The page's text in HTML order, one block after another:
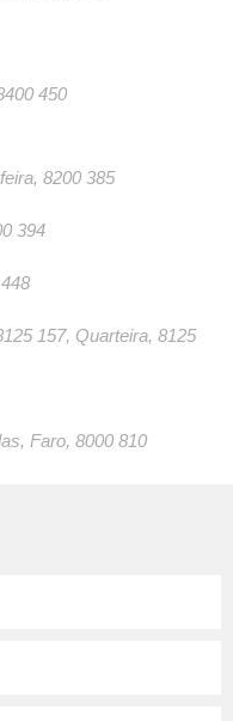
450
8200 385
394
157, Quarteira, 8125
Faro, 8000 810